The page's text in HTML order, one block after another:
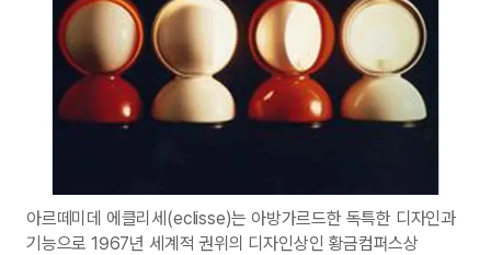
아르떼미데 에클리세(eclisse)는 아방가르드한 독특한 디자인과
기능으로 1967년 세계적 권위의 디자인상인 황금컴퍼스상